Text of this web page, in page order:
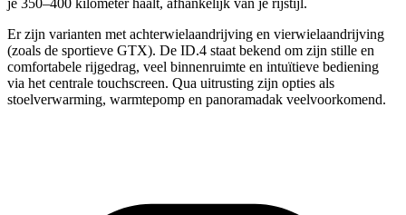
Er zijn varianten met achterwielaandrijving en vierwielaandrijving
(zoals de sportieve GTX). De ID.4 staat bekend om zijn stille en
comfortabele rijgedrag, veel binnenruimte en intuïtieve bediening
via het centrale touchscreen. Qua uitrusting zijn opties als
stoelverwarming, warmtepomp en panoramadak veelvoorkomend.